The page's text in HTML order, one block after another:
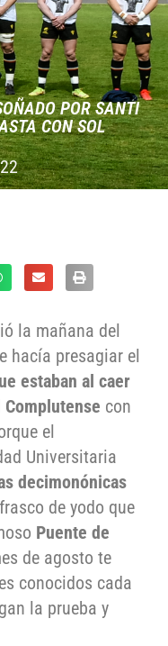
POR SANTI
CON SOL
la mañana del
hacía presagiar el
estaban al caer
con
el
Universitaria
decimonónicas
de yodo que
Puente de
de agosto te
conocidos cada
la prueba y